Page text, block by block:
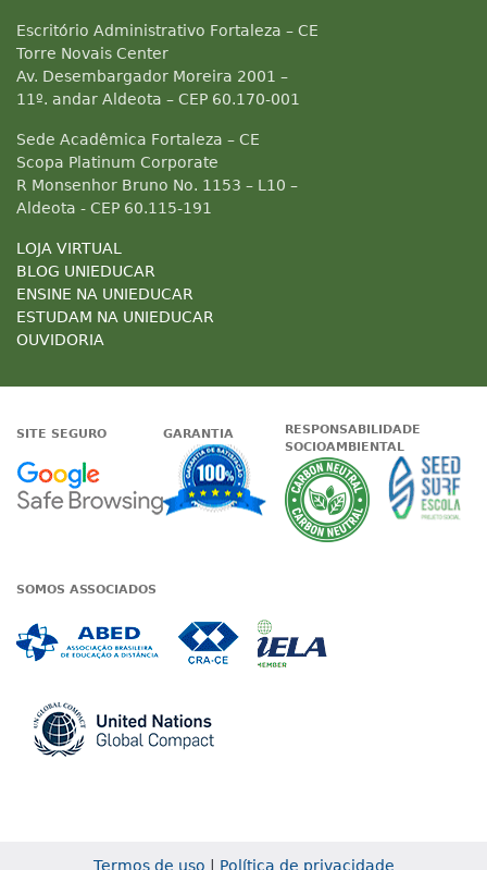
Escritório Administrativo Fortaleza – CE
Torre Novais Center
Av. Desembargador Moreira 2001 –
11º. andar Aldeota – CEP 60.170-001
Sede Acadêmica Fortaleza – CE
Scopa Platinum Corporate
R Monsenhor Bruno No. 1153 – L10 –
Aldeota - CEP 60.115-191
LOJA VIRTUAL
BLOG UNIEDUCAR
ENSINE NA UNIEDUCAR
ESTUDAM NA UNIEDUCAR
OUVIDORIA
SITE SEGURO
Google - Status do site no
GARANTIA
Garantia de
RESPONSABILIDADE
SOCIOAMBIENTAL
A
SOMOS ASSOCIADOS
Termos de uso Política de privacidade